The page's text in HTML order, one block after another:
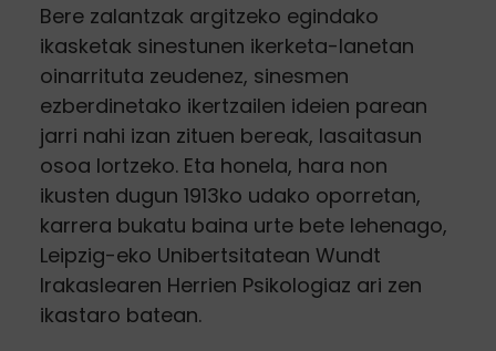
Bere zalantzak argitzeko egindako
ikasketak sinestunen ikerketa-lanetan
oinarrituta zeudenez, sinesmen
ezberdinetako ikertzailen ideien parean
jarri nahi izan zituen bereak, lasaitasun
osoa lortzeko. Eta honela, hara non
ikusten dugun 1913ko udako oporretan,
karrera bukatu baina urte bete lehenago,
Leipzig-eko Unibertsitatean Wundt
Irakaslearen Herrien Psikologiaz ari zen
ikastaro batean.